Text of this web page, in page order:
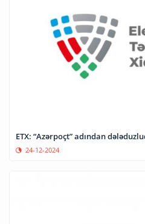
ETX: “Azərpoçt” adından
24-12-2024